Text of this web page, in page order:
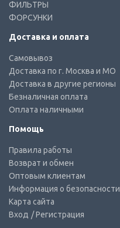
ФИЛЬТРЫ
ФОРСУНКИ
Доставка и оплата
Самовывоз
Доставка по г. Москва и МО
Доставка в другие регионы
Безналичная оплата
Оплата наличными
Помощь
Правила работы
Возврат и обмен
Оптовым клиентам
Информация о безопасности
Карта сайта
Вход / Регистрация